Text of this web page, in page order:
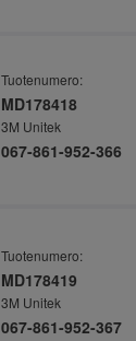
Tuotenumero:
MD178418
3M Unitek
067-861-952-366
Tuotenumero:
MD178419
3M Unitek
067-861-952-367